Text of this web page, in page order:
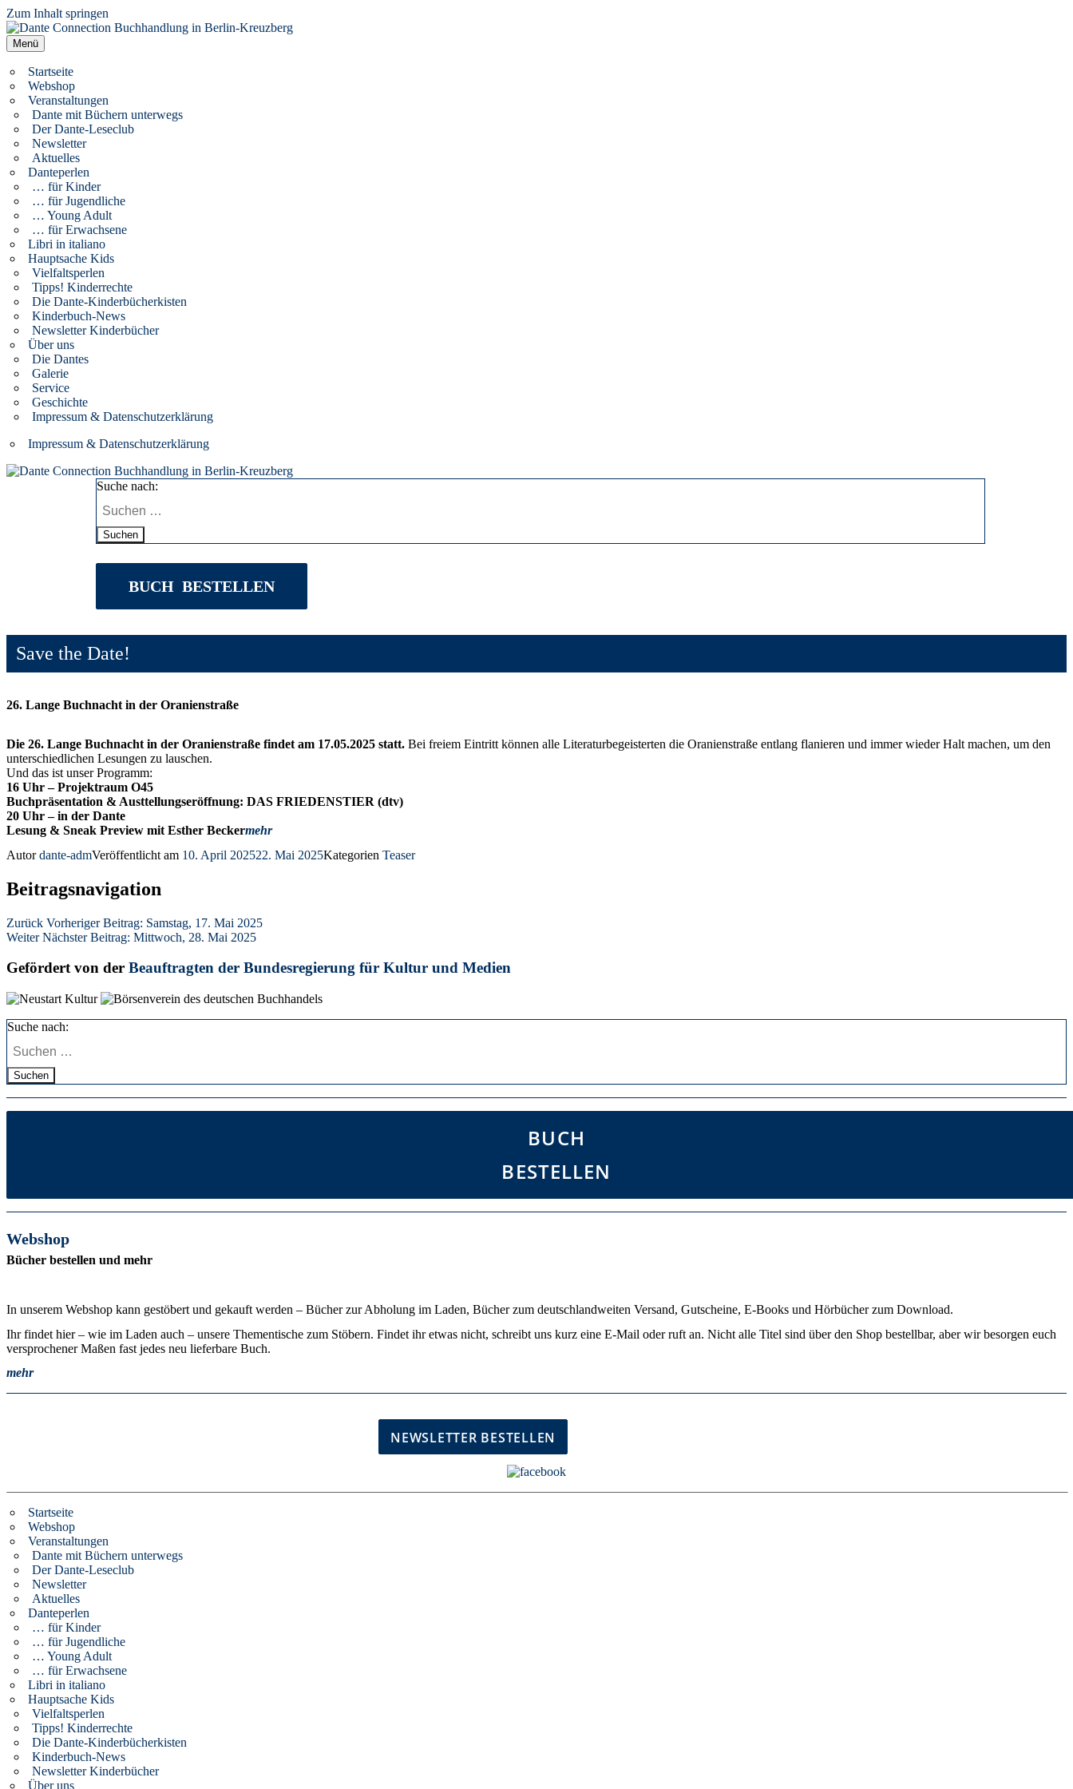
Zum Inhalt springen
Dante Connection Buchhandlung in Berlin-Kreuzberg
Literatur aus Italien und anderen Kulturen
Menü
Startseite
Webshop
Veranstaltungen
Dante mit Büchern unterwegs
Der Dante-Leseclub
Newsletter
Aktuelles
Danteperlen
… für Kinder
… für Jugendliche
… Young Adult
… für Erwachsene
Libri in italiano
Hauptsache Kids
Vielfaltsperlen
Tipps! Kinderrechte
Die Dante-Kinderbücherkisten
Kinderbuch-News
Newsletter Kinderbücher
Über uns
Die Dantes
Galerie
Service
Geschichte
Impressum & Datenschutzerklärung
Impressum & Datenschutzerklärung
Suche nach:
Suchen
BUCH BESTELLEN
Save the Date!
26. Lange Buchnacht in der Oranienstraße
Die 26. Lange Buchnacht in der Oranienstraße findet am 17.05.2025 statt. Bei freiem Eintritt können alle Literaturbegeisterten die Oranienstraße entlang flanieren und immer wieder Halt machen, um den
unterschiedlichen Lesungen zu lauschen.
Und das ist unser Programm:
16 Uhr – Projektraum O45
Buchpräsentation & Austtellungseröffnung: DAS FRIEDENSTIER (dtv)
20 Uhr – in der Dante
Lesung & Sneak Preview mit Esther Beckermehr
Autordante-admVeröffentlicht am 10. April 202522. Mai 2025Kategorien Teaser
Beitragsnavigation
Zurück Vorheriger Beitrag: Samstag, 17. Mai 2025
Weiter Nächster Beitrag: Mittwoch, 28. Mai 2025
Gefördert von der Beauftragten der Bundesregierung für Kultur und Medien
Suche nach:
Suchen
BUCH
BESTELLEN
Webshop
Bücher bestellen und mehr
In unserem Webshop kann gestöbert und gekauft werden – Bücher zur Abholung im Laden, Bücher zum deutschlandweiten Versand, Gutscheine, E-Books und Hörbücher zum Download.
Ihr findet hier – wie im Laden auch – unsere Thementische zum Stöbern. Findet ihr etwas nicht, schreibt uns kurz eine E-Mail oder ruft an. Nicht alle Titel sind über den Shop bestellbar, aber wir besorgen euch
versprochener Maßen fast jedes neu lieferbare Buch.
mehr
Startseite
Webshop
Veranstaltungen
Dante mit Büchern unterwegs
Der Dante-Leseclub
Newsletter
Aktuelles
Danteperlen
… für Kinder
… für Jugendliche
… Young Adult
… für Erwachsene
Libri in italiano
Hauptsache Kids
Vielfaltsperlen
Tipps! Kinderrechte
Die Dante-Kinderbücherkisten
Kinderbuch-News
Newsletter Kinderbücher
Über uns